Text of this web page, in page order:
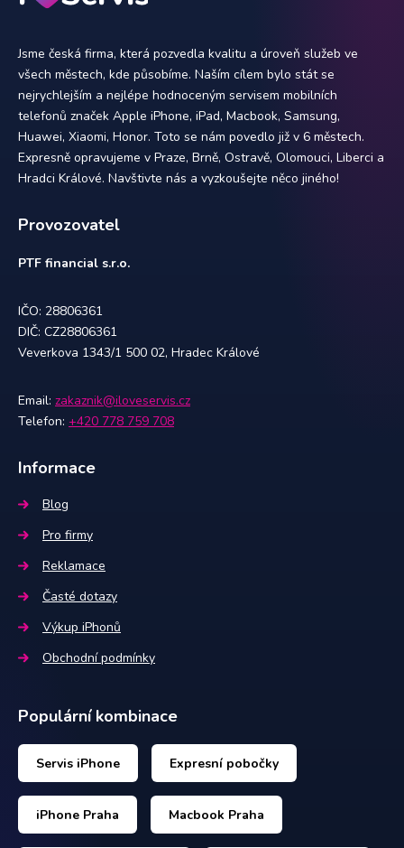
Jsme česká firma, která pozvedla kvalitu a úroveň služeb ve
všech městech, kde působíme. Naším cílem bylo stát se
nejrychlejším a nejlépe hodnoceným servisem mobilních
telefonů značek Apple iPhone, iPad, Macbook, Samsung,
Huawei, Xiaomi, Honor. Toto se nám povedlo již v 6 městech.
Expresně opravujeme v Praze, Brně, Ostravě, Olomouci, Liberci a
Hradci Králové. Navštivte nás a vyzkoušejte něco jiného!
Provozovatel
PTF financial s.r.o.
IČO: 28806361
DIČ: CZ28806361
Veverkova 1343/1 500 02, Hradec Králové
Email: zakaznik@iloveservis.cz
Telefon: +420 778 759 708
Informace
Blog
Pro firmy
Reklamace
Časté dotazy
Výkup iPhonů
Obchodní podmínky
Populární kombinace
Servis iPhone Expresní pobočky
iPhone Praha Macbook Praha